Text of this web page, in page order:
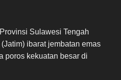
Sulawesi Tengah
ibarat jembatan emas
poros kekuatan besar di